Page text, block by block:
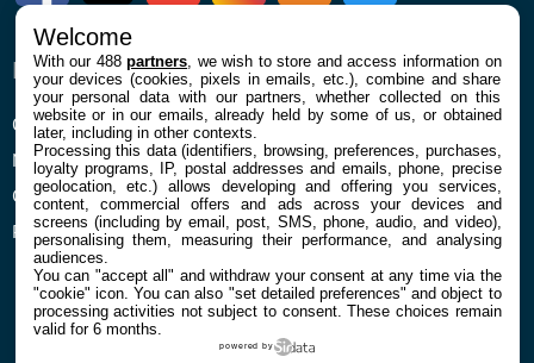
ENTREPRISE
Qui sommes nous
Mentions légales et CGU
Confidentialité et Cookies
Préférences cookies
À PROPOS
La rédaction
Contact
Welcome
With our 488partners , we wish to store and access information on
your devices (cookies, pixels in emails, etc.), combine and share
your personal data with our partners, whether collected on this
website or in our emails, already held by some of us, or obtained
later, including in other contexts.
Processing this data (identifiers, browsing, preferences, purchases,
loyalty programs, IP, postal addresses and emails, phone, precise
geolocation, etc.) allows developing and offering you services,
content, commercial offers and ads across your devices and
screens (including by email, post, SMS, phone, audio, and video),
personalising them, measuring their performance, and analysing
audiences.
You can "accept all" and withdraw your consent at any time via the
"cookie" icon. You can also "set detailed preferences" and object to
processing activities not subject to consent. These choices remain
valid for 6 months.
powered by